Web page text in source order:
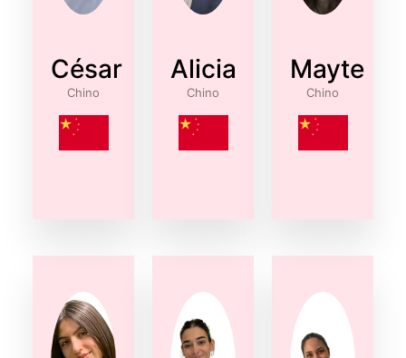
César
Chino
Alicia
Chino
Mayte
Chino